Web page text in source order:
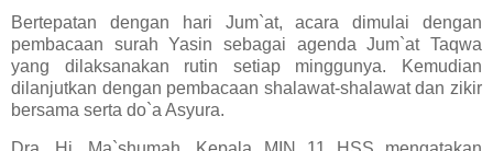
Bertepatan dengan hari Jum`at, acara dimulai dengan
pembacaan surah Yasin sebagai agenda Jum`at Taqwa
yang dilaksanakan rutin setiap minggunya. Kemudian
dilanjutkan dengan pembacaan shalawat-shalawat dan zikir
bersama serta do`a Asyura.